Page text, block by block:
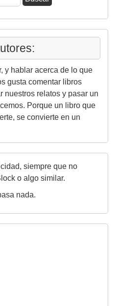
y hablar acerca de lo que
gusta comentar libros
nuestros relatos y pasar un
Porque un libro que
se convierte en un
siempre que no
o algo similar.
nada.